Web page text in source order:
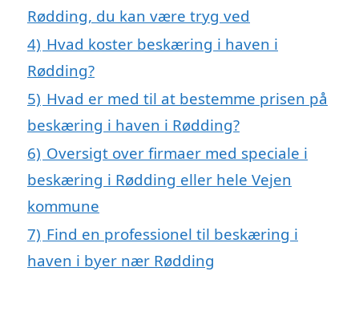
Rødding, du kan være tryg ved
4) Hvad koster beskæring i haven i
Rødding?
5) Hvad er med til at bestemme prisen på
beskæring i haven i Rødding?
6) Oversigt over firmaer med speciale i
beskæring i Rødding eller hele Vejen
kommune
7) Find en professionel til beskæring i
haven i byer nær Rødding